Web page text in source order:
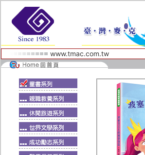
www.tmac.com.tw